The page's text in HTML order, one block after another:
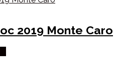
2019 Monte Caro